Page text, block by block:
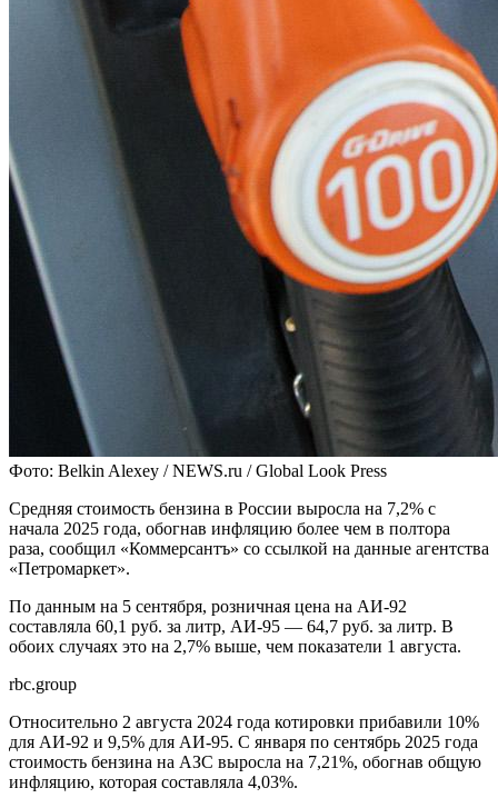
Фото: Belkin Alexey / NEWS.ru / Global Look Press
Средняя стоимость бензина в России выросла на 7,2% с
начала 2025 года, обогнав инфляцию более чем в полтора
раза, сообщил «Коммерсантъ» со ссылкой на данные агентства
«Петромаркет».
По данным на 5 сентября, розничная цена на АИ-92
составляла 60,1 руб. за литр, АИ-95 — 64,7 руб. за литр. В
обоих случаях это на 2,7% выше, чем показатели 1 августа.
rbc.group
Относительно 2 августа 2024 года котировки прибавили 10%
для АИ-92 и 9,5% для АИ-95. С января по сентябрь 2025 года
стоимость бензина на АЗС выросла на 7,21%, обогнав общую
инфляцию, которая составляла 4,03%.